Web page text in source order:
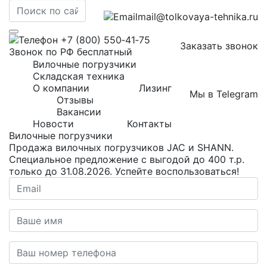
mail@tolkovaya-tehnika.ru
+7 (800) 550‑41‑75
Звонок по РФ бесплатный
Заказать звонок
Вилочные погрузчики
Складская техника
О компании
Отзывы
Вакансии
Лизинг
Новости Контакты
Мы в Telegram
Вилочные погрузчики
Продажа вилочных погрузчиков JAC и SHANN.
Специальное предложение с выгодой до 400 т.р.
только до 31.08.2026. Успейте воспользоваться!